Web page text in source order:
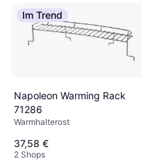
Im Trend
Napoleon Warming Rack
71286
Warmhalterost
37,58 €
2 Shops